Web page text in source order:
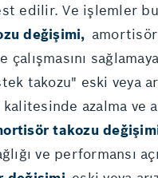
edilir. Ve işlemler
değişimi,
çalışmasını
takozu" eski veya
azalma ve
takozu
ve performansı